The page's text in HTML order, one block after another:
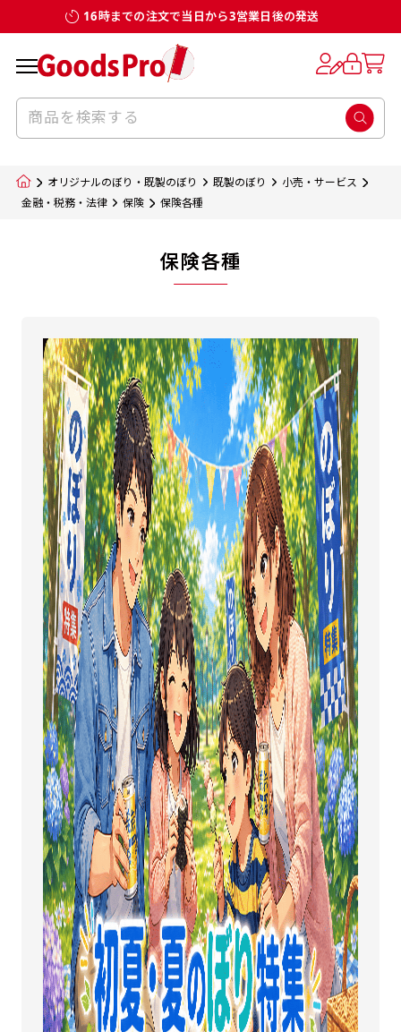
16時までの注文で当日から3営業日後の発送
オリジナルのぼり・既製のぼり 既製のぼり
小売・サービス
金融・税務・法律
保険 保険各種
保険各種